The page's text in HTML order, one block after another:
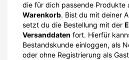
die für dich passende Produkte
Warenkorb. Bist du mit deiner
setzt du die Bestellung mit der
Versanddaten fort. Hierfür
Bestandskunde einloggen, als
oder ohne Registrierung als